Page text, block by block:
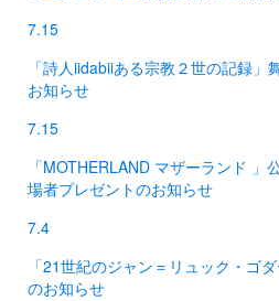
7.15
「詩人iidabiiある宗教２世の記録
お知らせ
7.15
「MOTHERLAND マザーランド 」
場者プレゼントのお知らせ
7.4
「21世紀のジャン＝リュック・ゴ
のお知らせ